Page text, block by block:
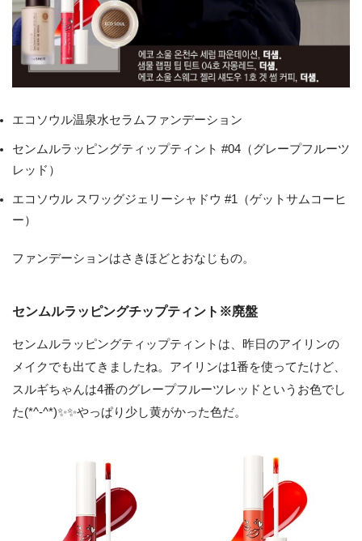
エコソウル温泉水セラムファンデーション
センムルラッピングティップティント #04（グレープフルーツ
レッド）
エコソウル スワッグジェリーシャドウ #1（ゲットサムコーヒ
ー）
ファンデーションはさきほどとおなじもの。
センムルラッピングチップティント※廃盤
センムルラッピングティップティントは、昨日のアイリンの
メイクでも出てきましたね。アイリンは1番を使ってたけど、
スルギちゃんは4番のグレープフルーツレッドというお色でし
た(*^-^*)✨✨やっぱり少し黄がかった色だ。